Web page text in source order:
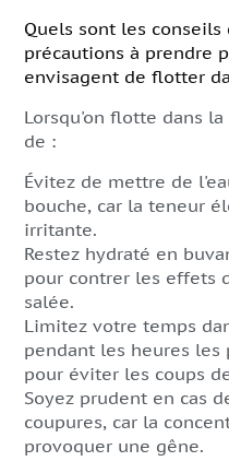
Quels sont les
précautions à prendre
envisagent de flotter
Lorsqu'on flotte dans
de :
Évitez de mettre de
bouche, car la teneur
irritante.
Restez hydraté en
pour contrer les effets
salée.
Limitez votre temps
pendant les heures les
pour éviter les coups
Soyez prudent en cas
coupures, car la
provoquer une gêne.